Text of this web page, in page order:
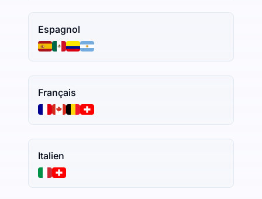
Espagnol
Français
Italien